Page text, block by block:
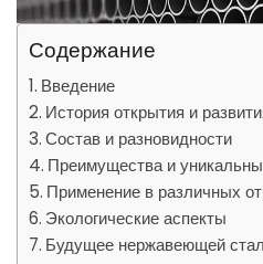
Содержание
Введение
История открытия и
Состав и разновидности
Преимущества и
Применение в различных
Экологические аспекты
Будущее нержавеющей